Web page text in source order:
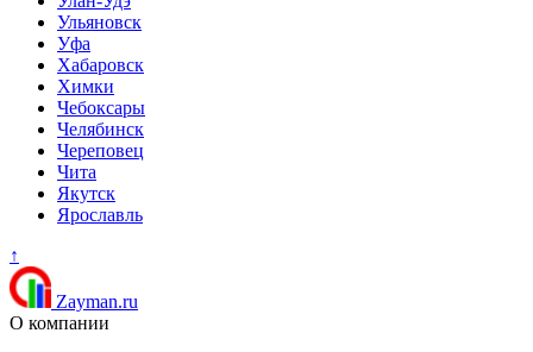
Ульяновск
Уфа
Хабаровск
Химки
Чебоксары
Челябинск
Череповец
Чита
Якутск
Ярославль
↑
Zayman.ru
О компании